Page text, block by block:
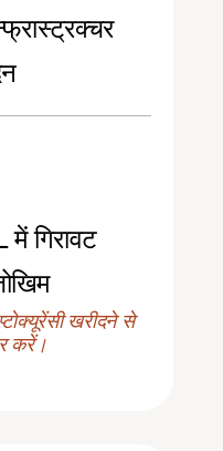
गिरावट
खरीदने से
करें।